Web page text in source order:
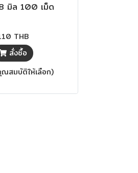
มิล 100 เม็ด
THB
สั่งซื้อ
สมบัติให้เลือก)